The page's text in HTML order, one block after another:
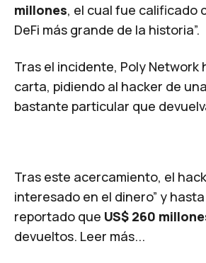
millones, el cual fue calificado
DeFi más grande de la historia”.
Tras el incidente, Poly Network
carta, pidiendo al hacker de
bastante particular que
​Tras este acercamiento, el
interesado en el dinero” y
reportado que US$ 260
devueltos. Leer más...